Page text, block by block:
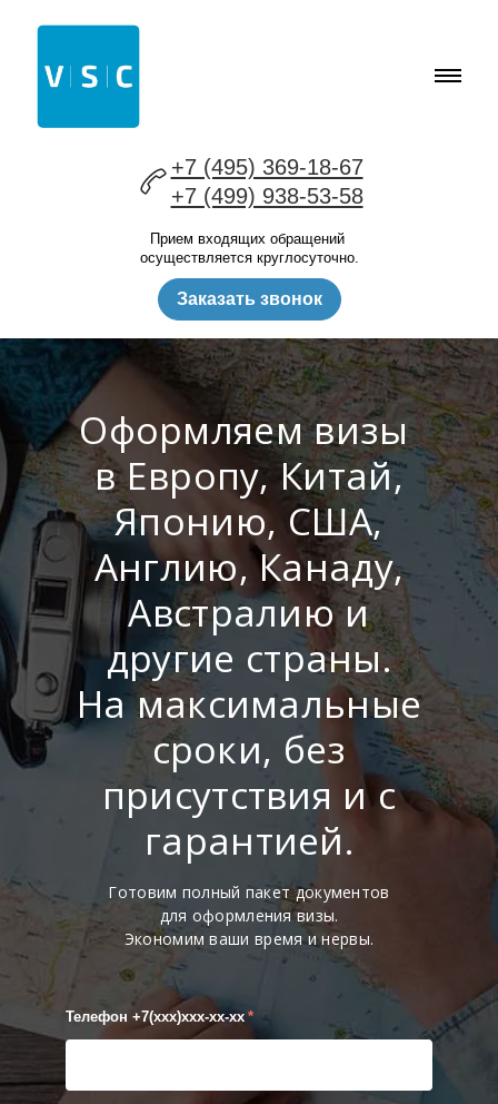
+7 (495) 369-18-67
+7 (499) 938-53-58
Прием входящих обращений
осуществляется круглосуточно.
Заказать звонок
Оформляем визы
в Европу, Китай,
Японию, США,
Англию, Канаду,
Австралию и
другие страны.
На максимальные
сроки, без
присутствия и с
гарантией.
Готовим полный пакет документов
для оформления визы.
Экономим ваши время и нервы.
Телефон +7(xxx)xxx-xx-xx *